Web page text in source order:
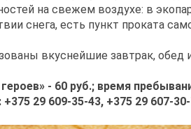
на свежем воздухе: в
снега, есть пункт проката
вкуснейшие завтрак, обед
- 60 руб.; время
29 609-35-43, +375 29 607-